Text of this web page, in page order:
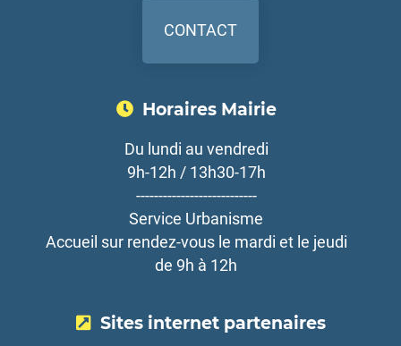
CONTACT
Horaires Mairie
Du lundi au vendredi
9h-12h / 13h30-17h
---------------------------
Service Urbanisme
Accueil sur rendez-vous le mardi et le jeudi
de 9h à 12h
Sites internet partenaires